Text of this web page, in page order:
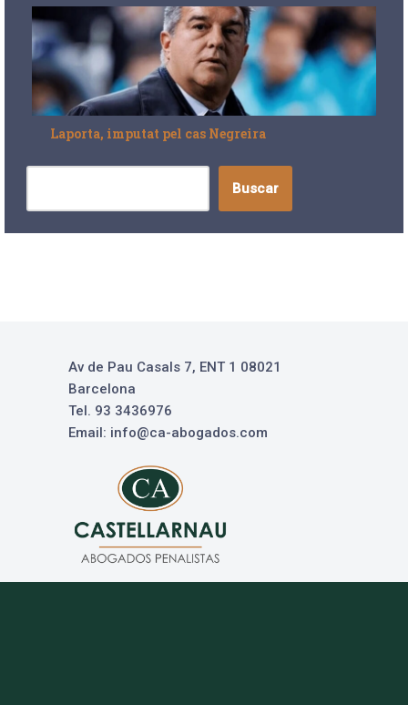
Laporta, imputat pel cas Negreira
Buscar
Av de Pau Casals 7, ENT 1 08021
Barcelona
Tel. 93 3436976
Email: info@ca-abogados.com